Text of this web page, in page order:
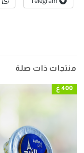
منتجات ذات صلة
400 غ